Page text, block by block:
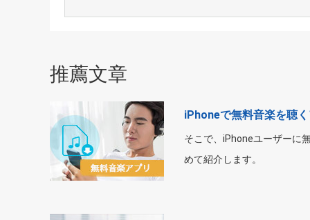
推薦文章
iPhoneで無料音楽を聴
そこで、iPhoneユーザーに
めて紹介します。